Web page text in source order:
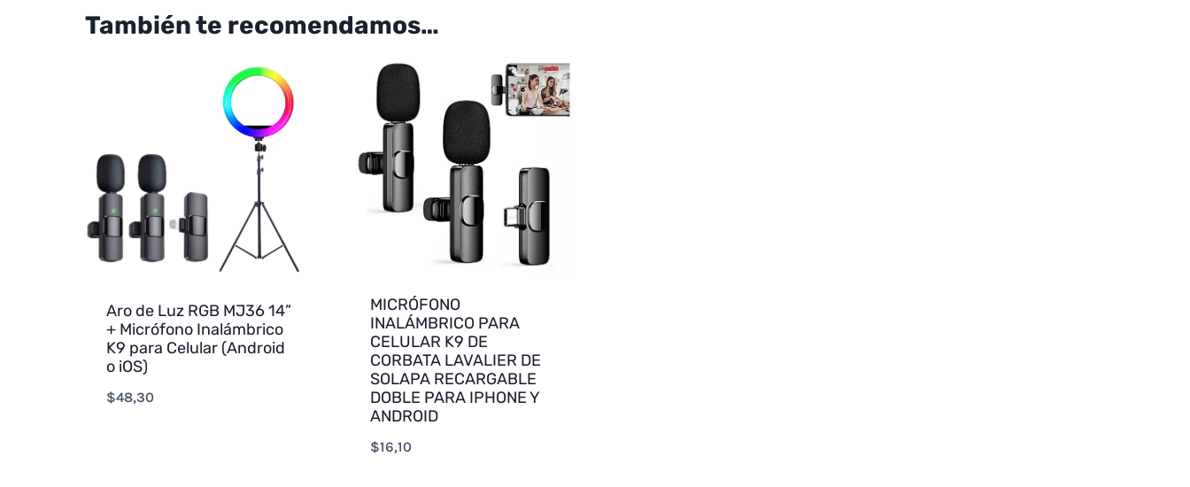
También te recomendamos…
Aro de Luz RGB MJ36 14”
+ Micrófono Inalámbrico
K9 para Celular (Android
o iOS)
$48,30
MICRÓFONO
INALÁMBRICO PARA
CELULAR K9 DE
CORBATA LAVALIER DE
SOLAPA RECARGABLE
DOBLE PARA IPHONE Y
ANDROID
$16,10